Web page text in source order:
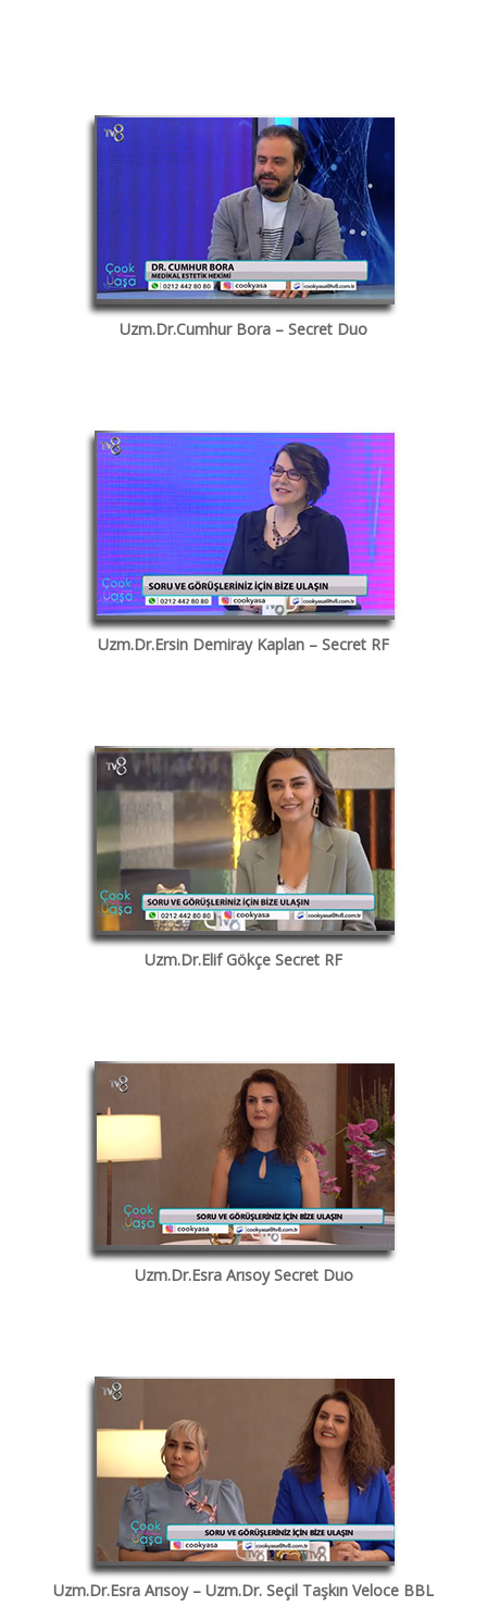
Uzm.Dr.Cumhur Bora – Secret Duo
Uzm.Dr.Ersin Demiray Kaplan – Secret RF
Uzm.Dr.Elif Gökçe Secret RF
Uzm.Dr.Esra Arısoy Secret Duo
Uzm.Dr.Esra Arısoy – Uzm.Dr. Seçil Taşkın Veloce BBL